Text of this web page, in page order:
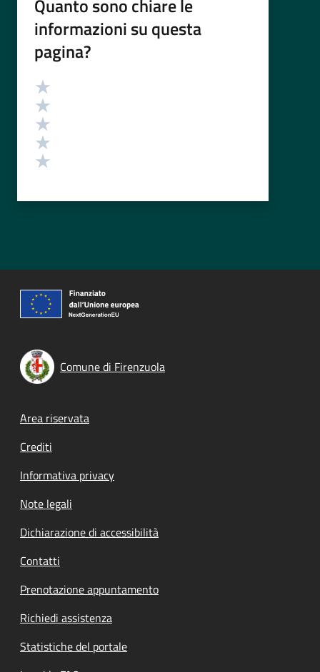
Quanto sono chiare le
informazioni su questa
pagina?
Valutazione
Comune di Firenzuola
Footer menu
Area riservata
Crediti
Informativa privacy
Note legali
Dichiarazione di accessibilità
Contatti
Prenotazione appuntamento
Richiedi assistenza
Statistiche del portale